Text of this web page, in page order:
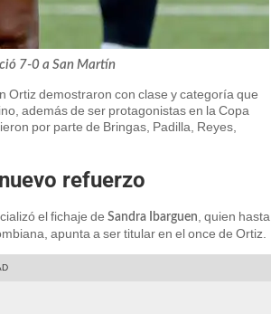
7-0 a San Martín
Ortiz demostraron con clase y categoría que
además de ser protagonistas en la Copa
por parte de Bringas, Padilla, Reyes,
refuerzo
el fichaje de Sandra Ibarguen, quien hasta
apunta a ser titular en el once de Ortiz.